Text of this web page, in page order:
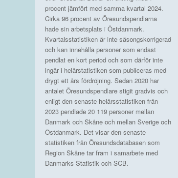
procent jämfört med samma kvartal 2024.
Cirka 96 procent av Öresundspendlarna
hade sin arbetsplats i Östdanmark.
Kvartalsstatistiken är inte säsongskorrigerad
och kan innehålla personer som endast
pendlat en kort period och som därför inte
ingår i helårstatistiken som publiceras med
drygt ett års fördröjning. Sedan 2020 har
antalet Öresundspendlare stigit gradvis och
enligt den senaste helårsstatistiken från
2023 pendlade 20 119 personer mellan
Danmark och Skåne och mellan Sverige och
Östdanmark. Det visar den senaste
statistiken från Öresundsdatabasen som
Region Skåne tar fram i samarbete med
Danmarks Statistik och SCB.